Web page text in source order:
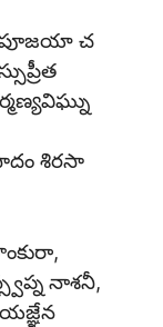
చ
శిరసా
నాశనీ,